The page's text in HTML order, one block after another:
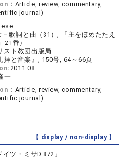
： Article, review, commentary,
journal)
歌詞と曲（31）, 「主をほめたたえ
21番）
スト教団出版局
拝と音楽』, 150号, 64～66頁
2011.08
一
： Article, review, commentary,
journal)
【 display / non-display】
イツ・ミサD.872」